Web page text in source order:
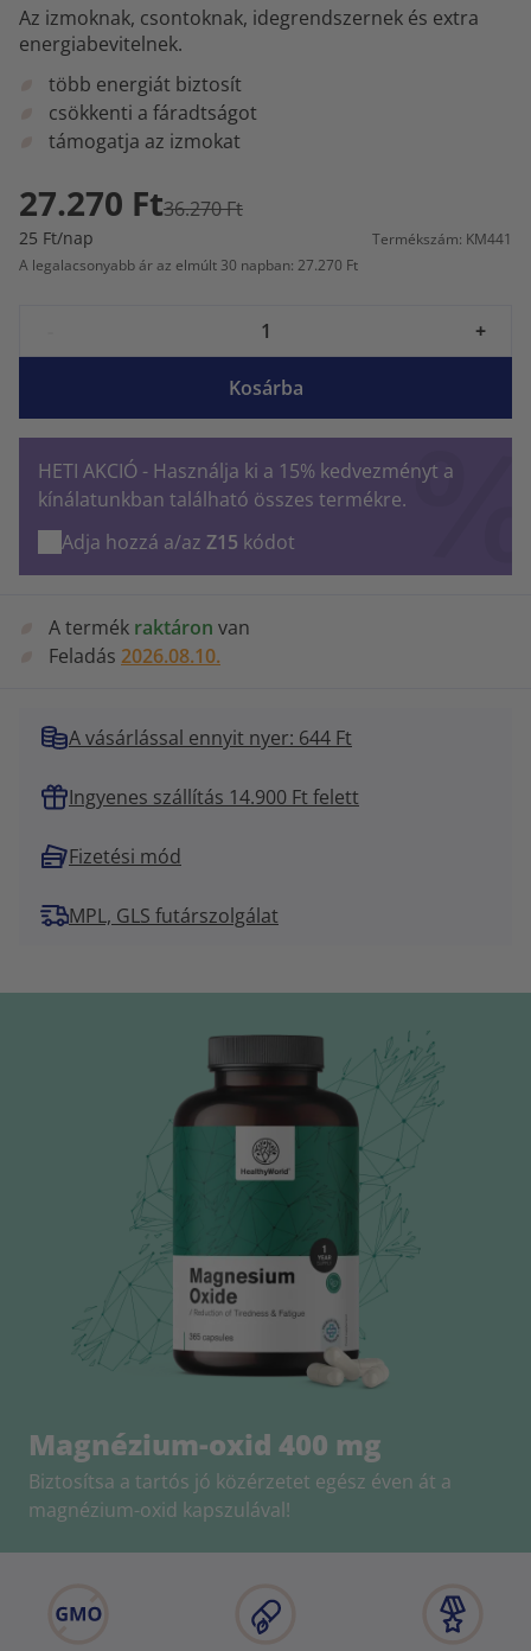
Az izmoknak, csontoknak, idegrendszernek és extra
energiabevitelnek.
több energiát biztosít
csökkenti a fáradtságot
támogatja az izmokat
27.270 Ft36.270 Ft
25 Ft/nap
Termékszám: KM441
A legalacsonyabb ár az elmúlt 30 napban: 27.270 Ft
+
Kosárba
HETI AKCIÓ - Használja ki a 15% kedvezményt a
kínálatunkban található összes termékre.
Adja hozzá a/az Z15 kódot
A termék raktáron van
Feladás 2026.08.10.
A vásárlással ennyit nyer: 644 Ft
Ingyenes szállítás 14.900 Ft felett
Fizetési mód
MPL, GLS futárszolgálat
Magnézium-oxid 400 mg
Biztosítsa a tartós jó közérzetet egész éven át a
magnézium-oxid kapszulával!